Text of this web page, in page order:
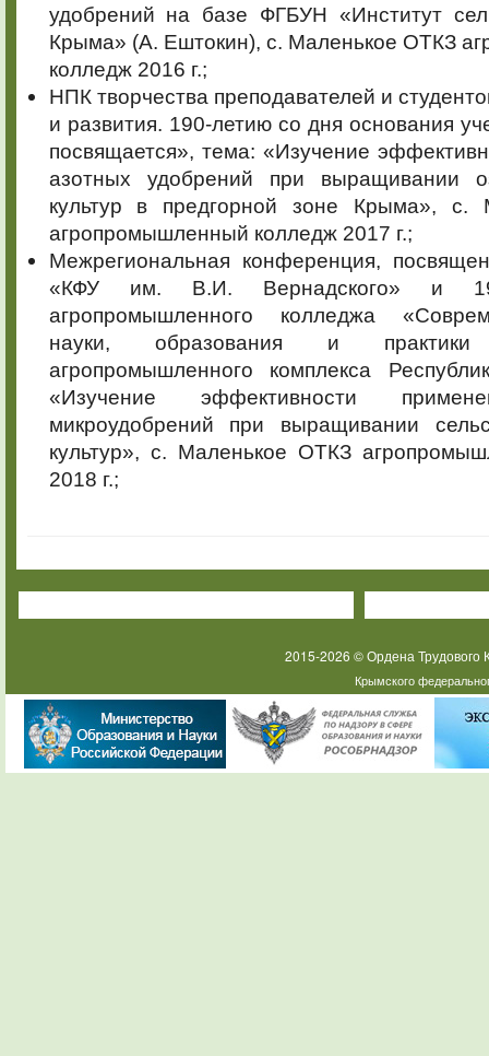
удобрений на базе ФГБУН «Институт
Крыма» (А. Ештокин), с. Маленькое ОТКЗ
колледж 2016 г.;
НПК творчества преподавателей и
и развития. 190-летию со дня основания
посвящается», тема: «Изучение
азотных удобрений при выращивании
культур в предгорной зоне Крыма», с.
агропромышленный колледж 2017 г.;
Межрегиональная конференция,
«КФУ им. В.И. Вернадского» и
агропромышленного колледжа
науки, образования и
агропромышленного комплекса
«Изучение эффективности
микроудобрений при выращивании
культур», с. Маленькое ОТКЗ
2018 г.;
2015-2026 © Ордена
Крымского